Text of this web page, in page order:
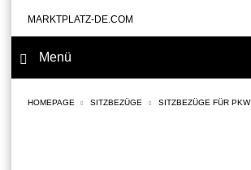
MARKTPLATZ-DE.COM
Menü
HOMEPAGE SITZBEZÜGE SITZBEZÜGE FÜR PKW